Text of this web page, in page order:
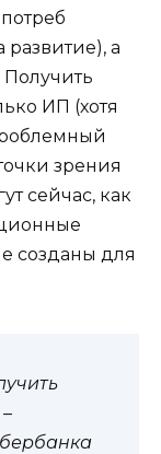
развитие), а
Получить
ИП (хотя
зрения
сейчас, как
созданы для